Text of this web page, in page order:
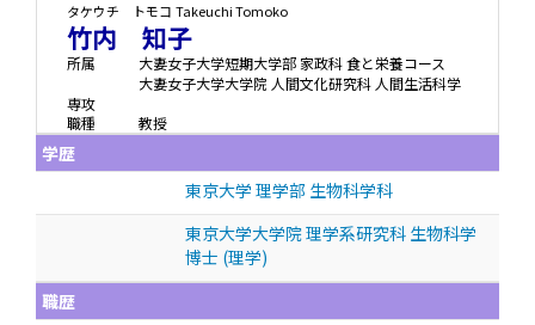
タケウチ トモコ Takeuchi Tomoko
竹内 知子
所属
大妻女子大学短期大学部 家政科 食と栄養コース
大妻女子大学大学院 人間文化研究科 人間生活科学
専攻
職種
教授
学歴
東京大学 理学部 生物科学科
東京大学大学院 理学系研究科 生物科学
博士 (理学)
職歴